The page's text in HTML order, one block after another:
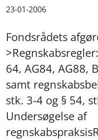
23-01-2006
Fondsrådets
64, AG84, AG88,
samt
stk. 3-4 og § 54,
Undersøgelse af